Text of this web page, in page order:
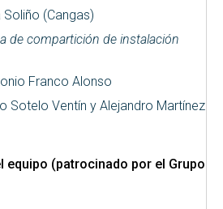
Soliño (Cangas)
de compartición de instalación
Franco Alonso
Sotelo Ventín y Alejandro Martínez
equipo (patrocinado por el Grupo